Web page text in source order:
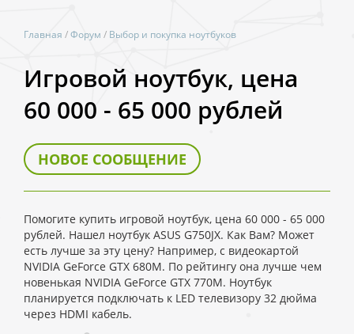
Главная /Форум / Выбор и покупка ноутбуков
Игровой ноутбук, цена
60 000 - 65 000 рублей
НОВОЕ СООБЩЕНИЕ
Помогите купить игровой ноутбук, цена 60 000 - 65 000
рублей. Нашел ноутбук ASUS G750JX. Как Вам? Может
есть лучше за эту цену? Например, с видеокартой
NVIDIA GeForce GTX 680M. По рейтингу она лучше чем
новенькая NVIDIA GeForce GTX 770M. Ноутбук
планируется подключать к LED телевизору 32 дюйма
через HDMI кабель.